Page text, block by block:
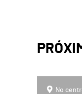
pageNo